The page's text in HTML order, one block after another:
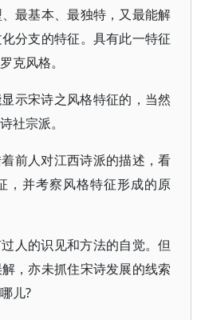
最基本、最独特，又最能解
分支的特征。具有此一特征
克风格。
示宋诗之风格特征的，当然
社宗派。
前人对江西诗派的描述，看
，并考察风格特征形成的原
人的识见和方法的自觉。但
，亦未抓住宋诗发展的线索
儿?